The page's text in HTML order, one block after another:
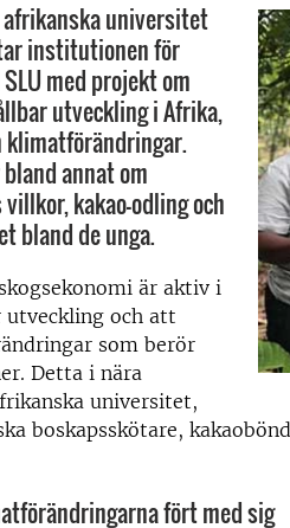
universitet
institutionen för
med projekt om
utveckling i Afrika,
annat om
kakao-odling och
bland de unga.
är aktiv i
och att
som berör
Detta i nära
universitet,
boskapsskötare,
fört med sig